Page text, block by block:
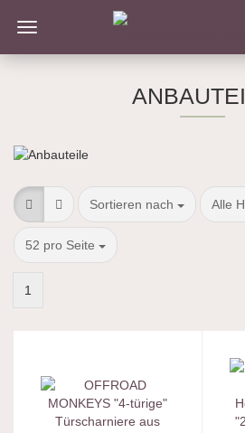
Sortieren nach
Sortieren nach Alle
pro
52 pro Seite
pro Seite
1